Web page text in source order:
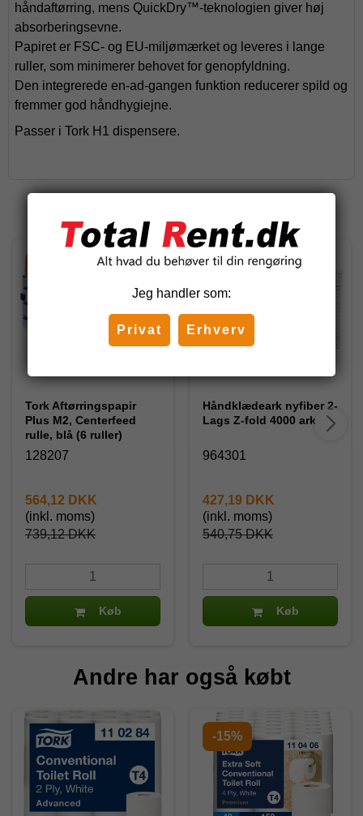
håndaftørring, mens QuickDry™-teknologien giver høj
absorberingsevne.
Papiret er FSC- og EU-miljømærket og leveres i lange
ruller, som minimerer behovet for genopfyldning.
Den integrerede en-ad-gangen funktion reducerer spild og
fremmer god håndhygiejne.
Passer i Tork H1 dispensere.
Tork Aftørringspapir
Plus M2, Centerfeed
rulle, blå (6 ruller)
128207
739,12 DKK
564,12 DKK
(inkl. moms)
Køb
-21%
Håndklædeark nyfiber 2-
Lags Z-fold 4000 ark
964301
540,75 DKK
427,19 DKK
(inkl. moms)
Køb
Andre har også købt
-15%
Jeg handler som:
Privat Erhverv